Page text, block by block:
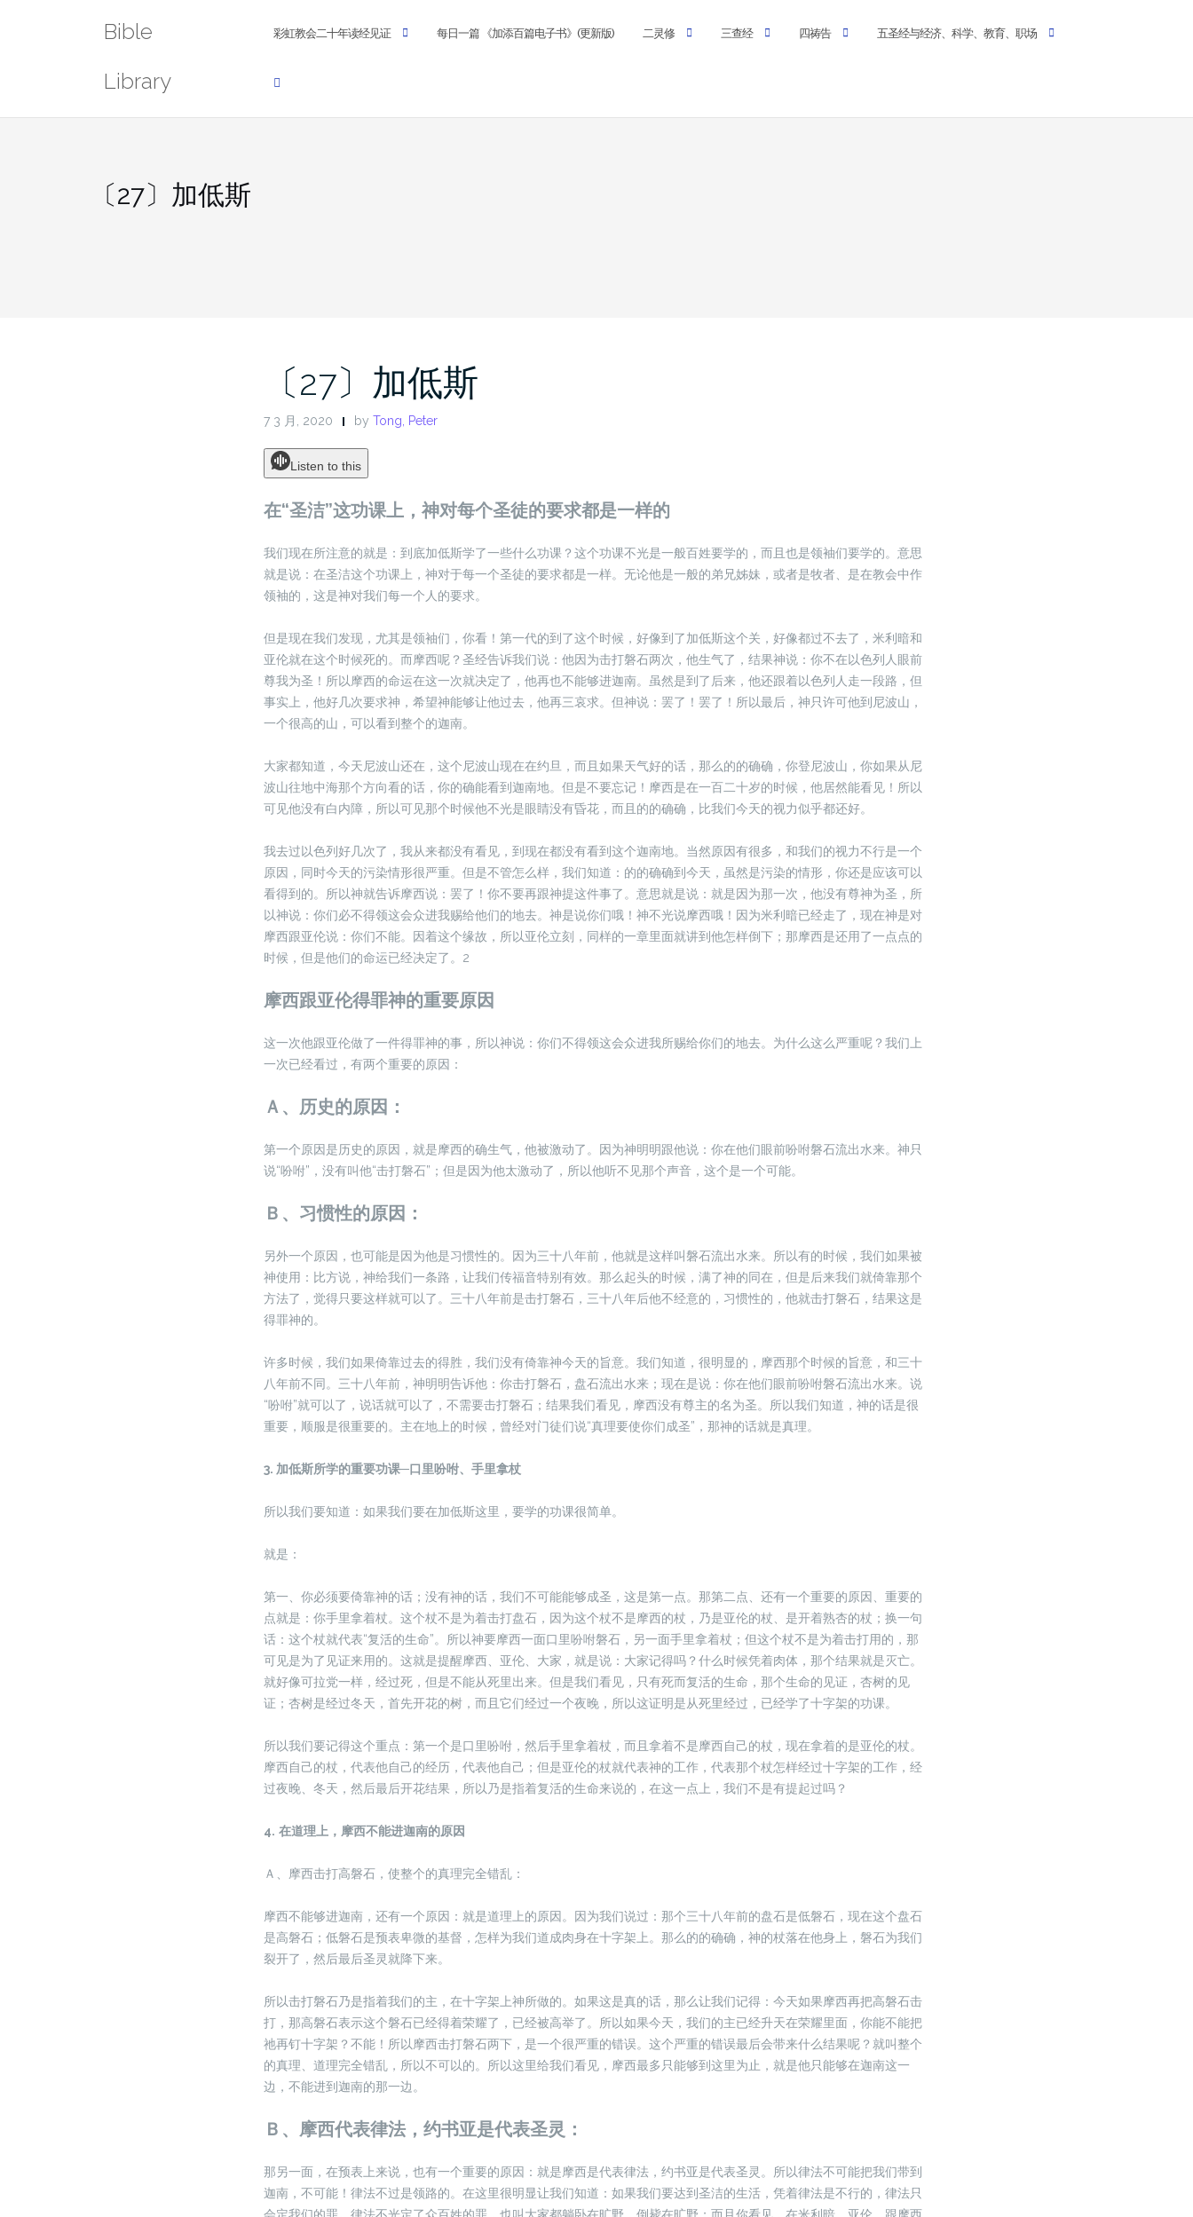
Bible
Library
彩虹教会二十年读经见证 每日一篇 《加添百篇电子书》(更新版) 二灵修 三查经 四祷告 五圣经与经济、科学、教育、职场
〔27〕加低斯
〔27〕加低斯
7 3 月, 2020 by Tong, Peter
Listen to this
在“圣洁”这功课上，神对每个圣徒的要求都是一样的
我们现在所注意的就是：到底加低斯学了一些什么功课？这个功课不光是一般百姓要学的，而且也是领袖们要学的。意思
就是说：在圣洁这个功课上，神对于每一个圣徒的要求都是一样。无论他是一般的弟兄姊妹，或者是牧者、是在教会中作
领袖的，这是神对我们每一个人的要求。
但是现在我们发现，尤其是领袖们，你看！第一代的到了这个时候，好像到了加低斯这个关，好像都过不去了，米利暗和
亚伦就在这个时候死的。而摩西呢？圣经告诉我们说：他因为击打磐石两次，他生气了，结果神说：你不在以色列人眼前
尊我为圣！所以摩西的命运在这一次就决定了，他再也不能够进迦南。虽然是到了后来，他还跟着以色列人走一段路，但
事实上，他好几次要求神，希望神能够让他过去，他再三哀求。但神说：罢了！罢了！所以最后，神只许可他到尼波山，
一个很高的山，可以看到整个的迦南。
大家都知道，今天尼波山还在，这个尼波山现在在约旦，而且如果天气好的话，那么的的确确，你登尼波山，你如果从尼
波山往地中海那个方向看的话，你的确能看到迦南地。但是不要忘记！摩西是在一百二十岁的时候，他居然能看见！所以
可见他没有白内障，所以可见那个时候他不光是眼睛没有昏花，而且的的确确，比我们今天的视力似乎都还好。
我去过以色列好几次了，我从来都没有看见，到现在都没有看到这个迦南地。当然原因有很多，和我们的视力不行是一个
原因，同时今天的污染情形很严重。但是不管怎么样，我们知道：的的确确到今天，虽然是污染的情形，你还是应该可以
看得到的。所以神就告诉摩西说：罢了！你不要再跟神提这件事了。意思就是说：就是因为那一次，他没有尊神为圣，所
以神说：你们必不得领这会众进我赐给他们的地去。神是说你们哦！神不光说摩西哦！因为米利暗已经走了，现在神是对
摩西跟亚伦说：你们不能。因着这个缘故，所以亚伦立刻，同样的一章里面就讲到他怎样倒下；那摩西是还用了一点点的
时候，但是他们的命运已经决定了。2
摩西跟亚伦得罪神的重要原因
这一次他跟亚伦做了一件得罪神的事，所以神说：你们不得领这会众进我所赐给你们的地去。为什么这么严重呢？我们上
一次已经看过，有两个重要的原因：
Ａ、历史的原因：
第一个原因是历史的原因，就是摩西的确生气，他被激动了。因为神明明跟他说：你在他们眼前吩咐磐石流出水来。神只
说“吩咐”，没有叫他“击打磐石”；但是因为他太激动了，所以他听不见那个声音，这个是一个可能。
Ｂ、习惯性的原因：
另外一个原因，也可能是因为他是习惯性的。因为三十八年前，他就是这样叫磐石流出水来。所以有的时候，我们如果被
神使用：比方说，神给我们一条路，让我们传福音特别有效。那么起头的时候，满了神的同在，但是后来我们就倚靠那个
方法了，觉得只要这样就可以了。三十八年前是击打磐石，三十八年后他不经意的，习惯性的，他就击打磐石，结果这是
得罪神的。
许多时候，我们如果倚靠过去的得胜，我们没有倚靠神今天的旨意。我们知道，很明显的，摩西那个时候的旨意，和三十
八年前不同。三十八年前，神明明告诉他：你击打磐石，盘石流出水来；现在是说：你在他们眼前吩咐磐石流出水来。说
“吩咐”就可以了，说话就可以了，不需要击打磐石；结果我们看见，摩西没有尊主的名为圣。所以我们知道，神的话是很
重要，顺服是很重要的。主在地上的时候，曾经对门徒们说“真理要使你们成圣”，那神的话就是真理。
3. 加低斯所学的重要功课─口里吩咐、手里拿杖
所以我们要知道：如果我们要在加低斯这里，要学的功课很简单。
就是：
第一、你必须要倚靠神的话；没有神的话，我们不可能能够成圣，这是第一点。那第二点、还有一个重要的原因、重要的
点就是：你手里拿着杖。这个杖不是为着击打盘石，因为这个杖不是摩西的杖，乃是亚伦的杖、是开着熟杏的杖；换一句
话：这个杖就代表“复活的生命”。所以神要摩西一面口里吩咐磐石，另一面手里拿着杖；但这个杖不是为着击打用的，那
可见是为了见证来用的。这就是提醒摩西、亚伦、大家，就是说：大家记得吗？什么时候凭着肉体，那个结果就是灭亡。
就好像可拉党一样，经过死，但是不能从死里出来。但是我们看见，只有死而复活的生命，那个生命的见证，杏树的见
证；杏树是经过冬天，首先开花的树，而且它们经过一个夜晚，所以这证明是从死里经过，已经学了十字架的功课。
所以我们要记得这个重点：第一个是口里吩咐，然后手里拿着杖，而且拿着不是摩西自己的杖，现在拿着的是亚伦的杖。
摩西自己的杖，代表他自己的经历，代表他自己；但是亚伦的杖就代表神的工作，代表那个杖怎样经过十字架的工作，经
过夜晚、冬天，然后最后开花结果，所以乃是指着复活的生命来说的，在这一点上，我们不是有提起过吗？
4. 在道理上，摩西不能进迦南的原因
Ａ、摩西击打高磐石，使整个的真理完全错乱：
摩西不能够进迦南，还有一个原因：就是道理上的原因。因为我们说过：那个三十八年前的盘石是低磐石，现在这个盘石
是高磐石；低磐石是预表卑微的基督，怎样为我们道成肉身在十字架上。那么的的确确，神的杖落在他身上，磐石为我们
裂开了，然后最后圣灵就降下来。
所以击打磐石乃是指着我们的主，在十字架上神所做的。如果这是真的话，那么让我们记得：今天如果摩西再把高磐石击
打，那高磐石表示这个磐石已经得着荣耀了，已经被高举了。所以如果今天，我们的主已经升天在荣耀里面，你能不能把
祂再钉十字架？不能！所以摩西击打磐石两下，是一个很严重的错误。这个严重的错误最后会带来什么结果呢？就叫整个
的真理、道理完全错乱，所以不可以的。所以这里给我们看见，摩西最多只能够到这里为止，就是他只能够在迦南这一
边，不能进到迦南的那一边。
Ｂ、摩西代表律法，约书亚是代表圣灵：
那另一面，在预表上来说，也有一个重要的原因：就是摩西是代表律法，约书亚是代表圣灵。所以律法不可能把我们带到
迦南，不可能！律法不过是领路的。在这里很明显让我们知道：如果我们要达到圣洁的生活，凭着律法是不行的，律法只